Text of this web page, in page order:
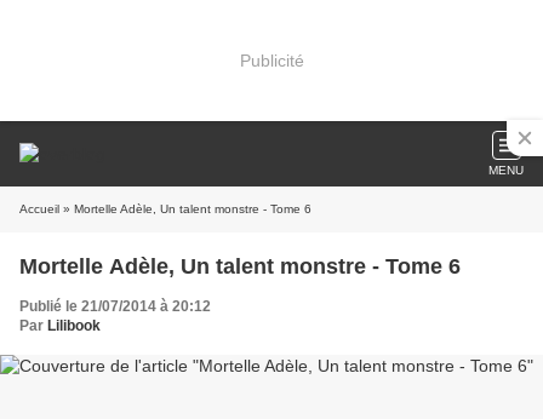
Publicité
MENU
Accueil » Mortelle Adèle, Un talent monstre - Tome 6
Mortelle Adèle, Un talent monstre - Tome 6
Publié le 21/07/2014 à 20:12
Par Lilibook